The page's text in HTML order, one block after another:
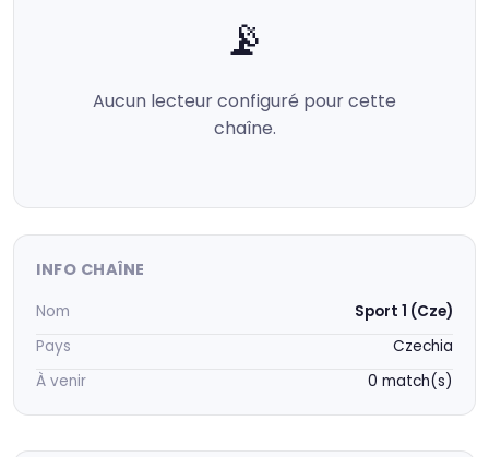
📡
Aucun lecteur configuré pour cette
chaîne.
INFO CHAÎNE
Nom
Sport 1 (Cze)
Pays
Czechia
À venir
0 match(s)